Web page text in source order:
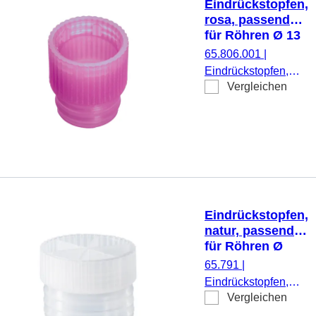
Eindrückstopfen,
rosa, passend
für Röhren Ø 13
mm
65.806.001
Eindrückstopfen,
rosa, passend für
Vergleichen
Eindrückstopfen,
natur, passend
für Röhren Ø
24,8 mm
65.791
Eindrückstopfen,
natur, passend für
Vergleichen